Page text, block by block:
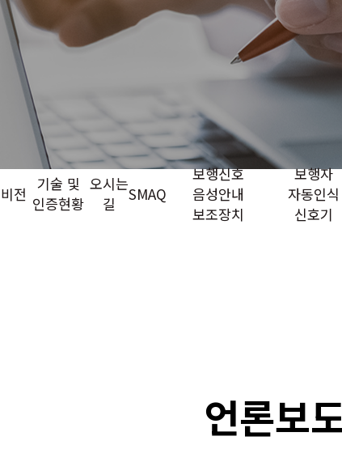
비전 기술 및
인증현황
오시는
길
SMAQ
보행신호
음성안내
보조장치
보행자
자동인식
신호기
언론보